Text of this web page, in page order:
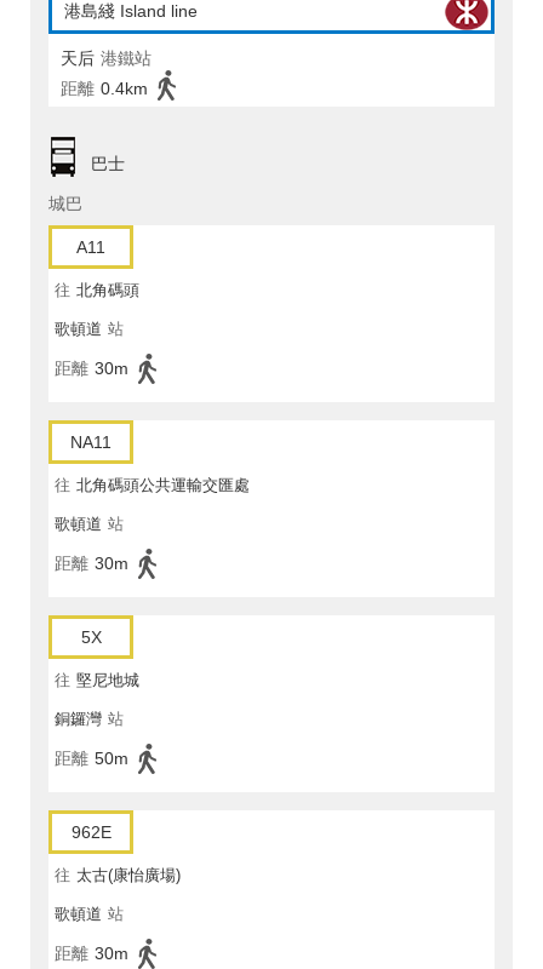
港島綫 Island line
天后 港鐵站
距離 0.4km
巴士
城巴
A11
往 北角碼頭
歌頓道 站
距離 30m
NA11
往 北角碼頭公共運輸交匯處
歌頓道 站
距離 30m
5X
往 堅尼地城
銅鑼灣 站
距離 50m
962E
往 太古(康怡廣場)
歌頓道 站
距離 30m